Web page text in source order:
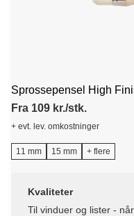
Sprossepensel High
Fra 109 kr./stk.
+ evt. lev. omkostninger
11 mm 15 mm + flere
Kvaliteter
Til vinduer og lister -